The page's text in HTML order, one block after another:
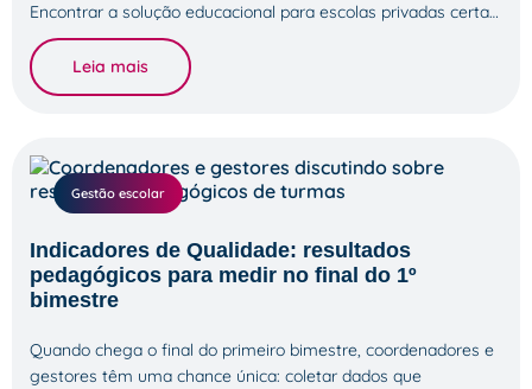
Encontrar a solução educacional para escolas privadas certa…
Leia mais
Gestão escolar
Indicadores de Qualidade: resultados
pedagógicos para medir no final do 1º
bimestre
Quando chega o final do primeiro bimestre, coordenadores e
gestores têm uma chance única: coletar dados que